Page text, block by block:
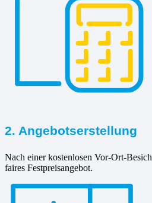
2. Angebotserstellung
Nach einer kostenlosen Vor-Ort-
faires Festpreisangebot.